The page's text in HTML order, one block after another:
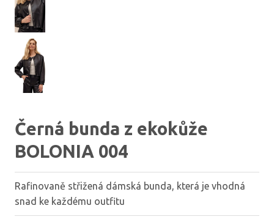
Černá bunda z ekokůže
BOLONIA 004
Rafinovaně střižená dámská bunda, která je vhodná
snad ke každému outfitu